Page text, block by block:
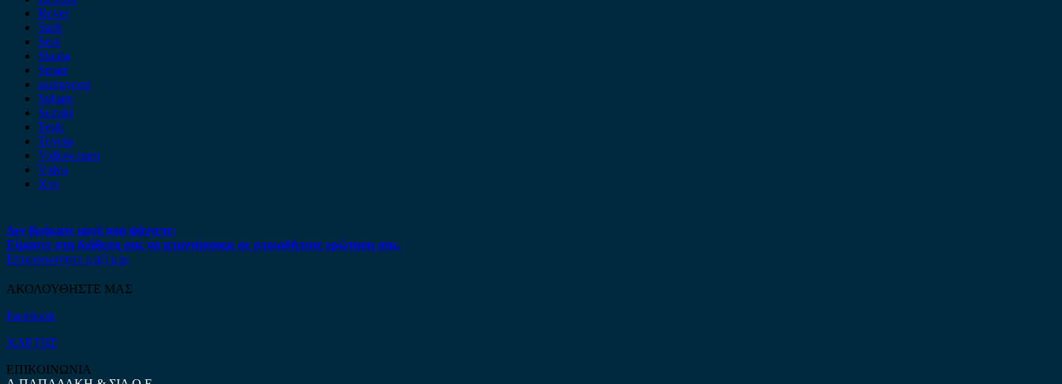
Rover
Saab
Seat
Skoda
Smart
ssangyong
Subaru
Suzuki
Tesla
Toyota
Volkswagen
Volvo
Xev
Δεν βρήκατε αυτό που ψάχνετε;
Είμαστε στη διάθεση σας να απαντήσουμε σε οποιαδήποτε ερώτηση σας.
Επικοινωνήστε μαζί μας
ΑΚΟΛΟΥΘΗΣΤΕ ΜΑΣ
Facebook
ΧΑΡΤΗΣ
ΕΠΙΚΟΙΝΩΝΙΑ